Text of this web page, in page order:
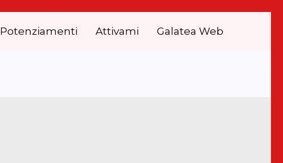
Potenziamenti Attivami Galatea Web